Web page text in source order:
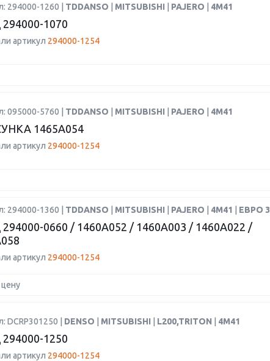
294000-1260 | TDDANSO MITSUBISHI PAJERO 4M41
1070
артикул 294000-1254
095000-5760 | TDDANSO MITSUBISHI PAJERO 4M41
1465A054
артикул 294000-1254
294000-1360 | TDDANSO MITSUBISHI PAJERO 4M41 ЕВРО 3
0660 / 1460A052 / 1460A003 / 1460A022 /
артикул 294000-1254
DCRP301250 | DENSO MITSUBISHI L200,TRITON 4M41
1250
артикул 294000-1254